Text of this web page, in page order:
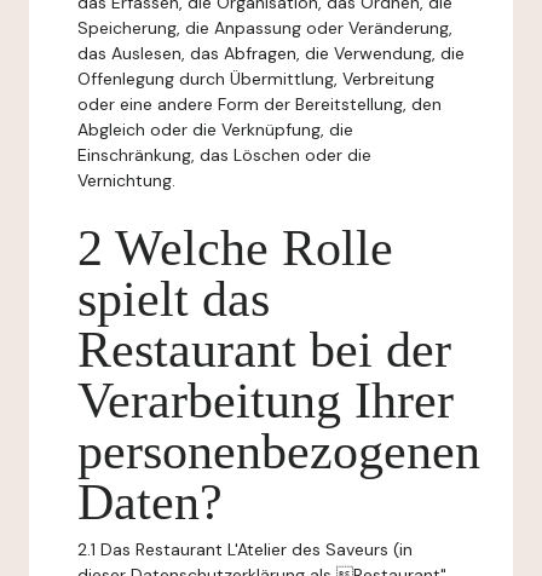
Speicherung, die Anpassung oder Veränderung,
das Auslesen, das Abfragen, die Verwendung, die
Offenlegung durch Übermittlung, Verbreitung
oder eine andere Form der Bereitstellung, den
Abgleich oder die Verknüpfung, die
Einschränkung, das Löschen oder die
Vernichtung.
2 Welche Rolle
spielt das
Restaurant bei der
Verarbeitung Ihrer
personenbezogenen
Daten?
2.1 Das Restaurant L'Atelier des Saveurs (in